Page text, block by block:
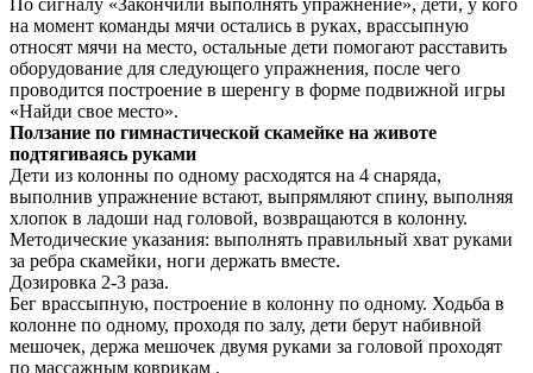
По сигналу «Закончили выполнять упражнение», дети, у кого
на момент команды мячи остались в руках, врассыпную
относят мячи на место, остальные дети помогают расставить
оборудование для следующего упражнения, после чего
проводится построение в шеренгу в форме подвижной игры
«Найди свое место».
Ползание по гимнастической скамейке на животе
подтягиваясь руками
Дети из колонны по одному расходятся на 4 снаряда,
выполнив упражнение встают, выпрямляют спину, выполняя
хлопок в ладоши над головой, возвращаются в колонну.
Методические указания: выполнять правильный хват руками
за ребра скамейки, ноги держать вместе.
Дозировка 2-3 раза.
Бег врассыпную, построение в колонну по одному. Ходьба в
колонне по одному, проходя по залу, дети берут набивной
мешочек, держа мешочек двумя руками за головой проходят
по массажным коврикам .